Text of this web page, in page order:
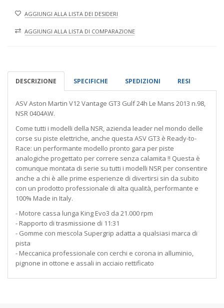
AGGIUNGI ALLA LISTA DEI DESIDERI
AGGIUNGI ALLA LISTA DI COMPARAZIONE
DESCRIZIONE SPECIFICHE SPEDIZIONI RESI
ASV Aston Martin V12 Vantage GT3 Gulf 24h Le Mans 2013 n.98,
NSR 0404AW.
Come tutti i modelli della NSR, azienda leader nel mondo delle
corse su piste elettriche, anche questa ASV GT3 è Ready-to-
Race: un performante modello pronto gara per piste
analogiche progettato per correre senza calamita !! Questa è
comunque montata di serie su tutti i modelli NSR per consentire
anche a chi è alle prime esperienze di divertirsi sin da subito
con un prodotto professionale di alta qualità, performante e
100% Made in Italy.
- Motore cassa lunga King Evo3 da 21.000 rpm
- Rapporto di trasmissione di 11:31
- Gomme con mescola Supergrip adatta a qualsiasi marca di
pista
- Meccanica professionale con cerchi e corona in alluminio,
pignone in ottone e assali in acciaio rettificato